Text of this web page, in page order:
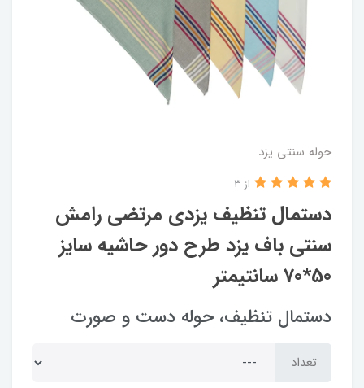
حوله سنتی یزد
دستمال تنظیف یزدی مرتضی رامش
سنتی باف یزد طرح دور حاشیه سایز
50*70 سانتیمتر
از 3
دستمال تنظیف، حوله دست و صورت
تعداد